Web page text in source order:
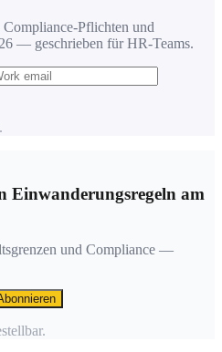
Pflichten und
— geschrieben für HR-Teams.
Einwanderungsregeln am
und Compliance —